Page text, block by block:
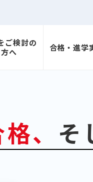
ご検討の
方へ
合格・進学
、 そ